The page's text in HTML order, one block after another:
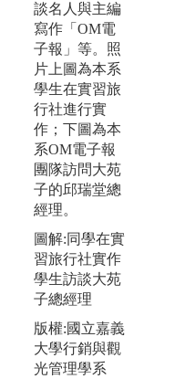
談名人與主編
寫作「OM電
子報」等。照
片上圖為本系
學生在實習旅
行社進行實
作；下圖為本
系OM電子報
團隊訪問大苑
子的邱瑞堂總
經理。
圖解:同學在實
習旅行社實作
學生訪談大苑
子總經理
版權:國立嘉義
大學行銷與觀
光管理學系